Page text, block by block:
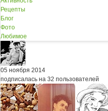
Рецепты
Блог
Фото
Любимое
05 ноября 2014
подписалась на 32 пользователей